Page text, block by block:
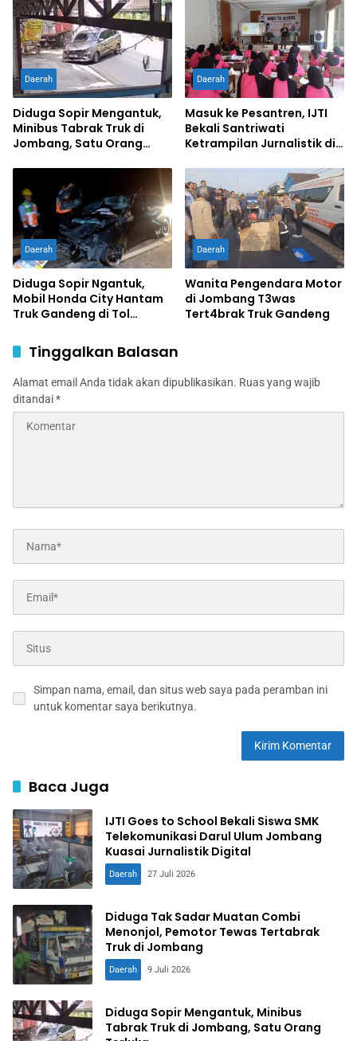
Daerah
Diduga Sopir Mengantuk,
Minibus Tabrak Truk di
Jombang, Satu Orang
Daerah
Masuk ke Pesantren, IJTI
Bekali Santriwati
Ketrampilan Jurnalistik di
Tambakberas Jombang
Daerah
Diduga Sopir Ngantuk,
Mobil Honda City Hantam
Truk Gandeng di Tol
Sopir Luka Berat
Daerah
Wanita Pengendara Motor
di Jombang T3was
Tert4brak Truk Gandeng
Tinggalkan Balasan
Alamat email Anda tidak akan dipublikasikan. Ruas yang wajib
ditandai*
Simpan nama, email, dan situs web saya pada peramban ini
untuk komentar saya berikutnya.
Baca Juga
IJTI Goes to School Bekali Siswa SMK
Telekomunikasi Darul Ulum Jombang
Kuasai Jurnalistik Digital
Daerah 27 Juli 2026
Diduga Tak Sadar Muatan Combi
Menonjol, Pemotor Tewas Tertabrak
Truk di Jombang
Daerah 9 Juli 2026
Diduga Sopir Mengantuk, Minibus
Tabrak Truk di Jombang, Satu Orang